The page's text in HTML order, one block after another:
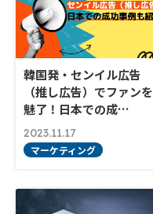
韓国発・センイル広告
（推し広告）でファンを
魅了！日本での成…
2023.11.17
マーケティング